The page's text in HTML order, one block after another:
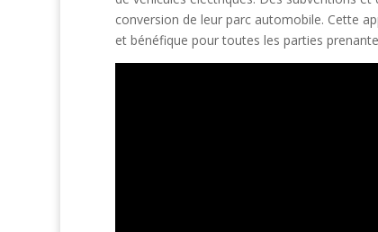
conversion de leur parc automobile. Cette
et bénéfique pour toutes les parties